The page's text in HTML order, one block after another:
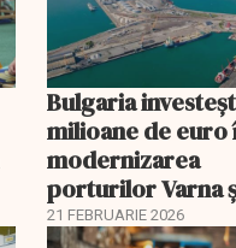
Bulgaria
milioane de euro
modernizarea
porturilor Varna
Burgas
21 FEBRUARIE 2026